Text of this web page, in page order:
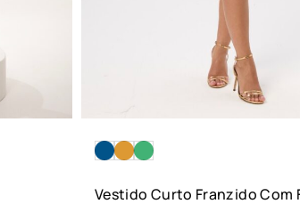
Vestido Curto Franzido Com